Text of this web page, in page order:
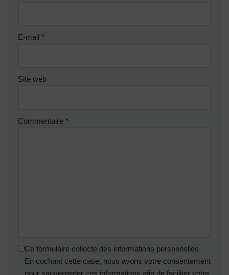
E-mail *
Site web
Commentaire *
Ce formulaire collecte des informations personnelles.
En cochant cette case, nous avons votre consentement
pour sauvegarder ces informations afin de faciliter votre